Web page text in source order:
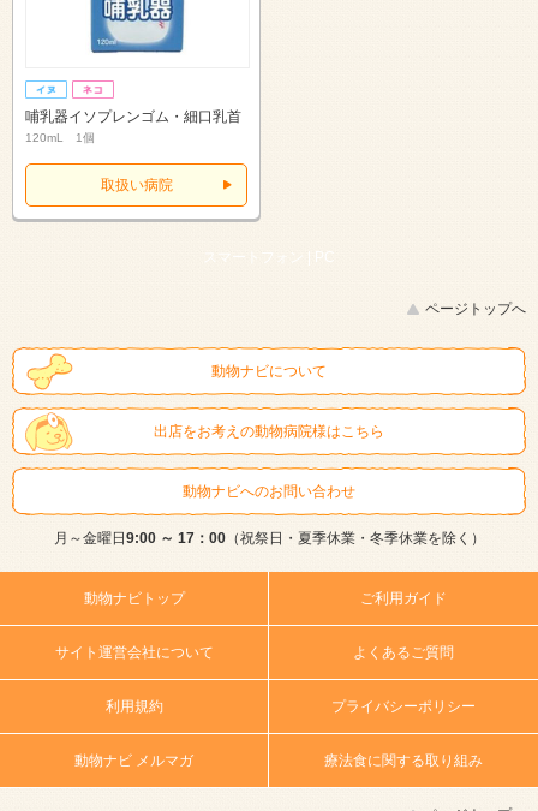
哺乳器イソプレンゴム・細口乳首
120mL 1個
取扱い病院
スマートフォン | PC
ページトップへ
動物ナビについて
出店をお考えの動物病院様はこちら
動物ナビへのお問い合わせ
月～金曜日 9:00 ～ 17：00（祝祭日・夏季休業・冬季休業を除く）
動物ナビトップ ご利用ガイド
サイト運営会社について よくあるご質問
利用規約 プライバシーポリシー
動物ナビ メルマガ 療法食に関する取り組み